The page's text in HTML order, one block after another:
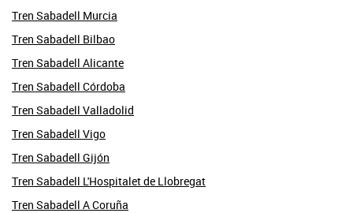
Tren Sabadell Murcia
Tren Sabadell Bilbao
Tren Sabadell Alicante
Tren Sabadell Córdoba
Tren Sabadell Valladolid
Tren Sabadell Vigo
Tren Sabadell Gijón
Tren Sabadell L'Hospitalet de Llobregat
Tren Sabadell A Coruña